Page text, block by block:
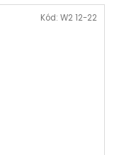
Kód: W2 12-22